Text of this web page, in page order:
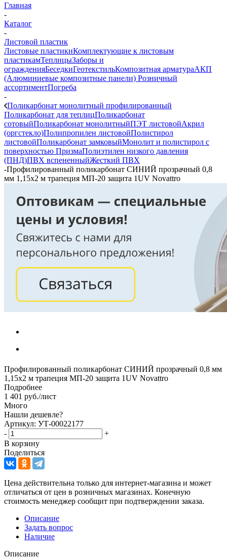
Главная
-
Каталог
-
Листовой пластик
Листовые пластикиКомплектующие к листовым
пластикамТеплицыЗаборы и
огражденияБеседкиГеотекстильКомпозитная арматураАКП
(Алюминиевые композитные панели) Розничный
ассортиментПогреба
-
Поликарбонат монолитный профилированный
Поликарбонат для теплицПоликарбонат
сотовыйПоликарбонат монолитныйПЭТ листовойАкрил
(оргстекло)Полипропилен листовойПолистирол
листовойПоликарбонат замковыйМонолит и полистирол с
поверхностью ПризмаПолиэтилен низкого давления
(ПНД)ПВХ вспененныйЖесткий ПВХ
-Профилированный поликарбонат СИНИЙ прозрачный 0,8
мм 1,15х2 м трапеция МП-20 защита 1UV Novattro
Профилированный поликарбонат СИНИЙ прозрачный 0,8 мм
1,15х2 м трапеция МП-20 защита 1UV Novattro
Подробнее
1 401 руб./лист
Много
Нашли дешевле?
Артикул: УТ-00022177
-
+
В корзину
Поделиться
Цена действительна только для интернет-магазина и может
отличаться от цен в розничных магазинах. Конечную
стоимость менеджер сообщит при подтверждении заказа.
Описание
Задать вопрос
Наличие
Описание